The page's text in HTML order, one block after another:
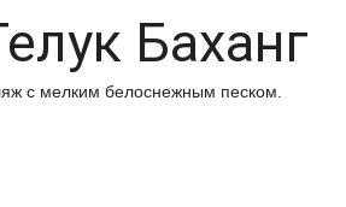
Баханг
с мелким белоснежным песком.